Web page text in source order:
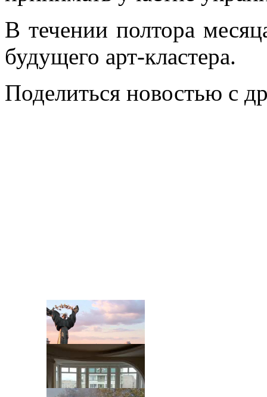
В течении полтора
будущего арт-кластера.
Поделиться новостью с